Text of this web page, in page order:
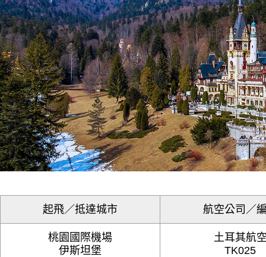
起飛／抵達城市 航空公司／
桃園國際機場
伊斯坦堡
土耳其航
TK025